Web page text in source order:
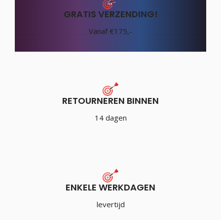
GRATIS VERZENDING!
Vanaf €175,-
RETOURNEREN BINNEN
14 dagen
ENKELE WERKDAGEN
levertijd